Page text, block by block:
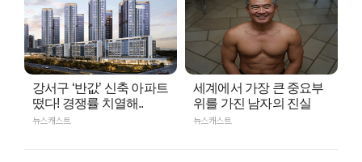
강서구 ‘반값’ 신축 아파트
떴다! 경쟁률 치열해..
뉴스캐스트
세계에서 가장 큰 중요부
위를 가진 남자의 진실
뉴스캐스트